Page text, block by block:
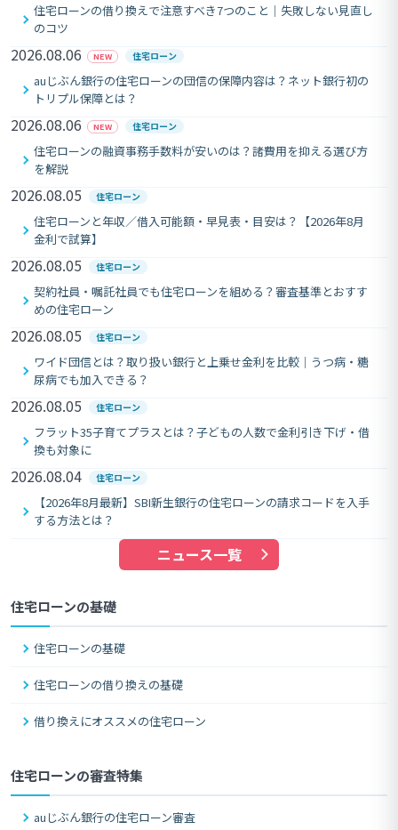
住宅ローンの借り換えで注意すべき7つのこと｜失敗しない見直し
のコツ
2026.08.06 NEW 住宅ローン
auじぶん銀行の住宅ローンの団信の保障内容は？ネット銀行初の
トリプル保障とは？
2026.08.06 NEW 住宅ローン
住宅ローンの融資事務手数料が安いのは？諸費用を抑える選び方
を解説
2026.08.05 住宅ローン
住宅ローンと年収／借入可能額・早見表・目安は？【2026年8月
金利で試算】
2026.08.05 住宅ローン
契約社員・嘱託社員でも住宅ローンを組める？審査基準とおすす
めの住宅ローン
2026.08.05 住宅ローン
ワイド団信とは？取り扱い銀行と上乗せ金利を比較｜うつ病・糖
尿病でも加入できる？
2026.08.05 住宅ローン
フラット35子育てプラスとは？子どもの人数で金利引き下げ・借
換も対象に
2026.08.04 住宅ローン
【2026年8月最新】SBI新生銀行の住宅ローンの請求コードを入手
する方法とは？
ニュース一覧
住宅ローンの基礎
住宅ローンの基礎
住宅ローンの借り換えの基礎
借り換えにオススメの住宅ローン
住宅ローンの審査特集
auじぶん銀行の住宅ローン審査